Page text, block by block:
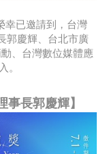
幸已邀請到，台灣
郭慶輝、台北市廣
、台灣數位媒體應
。
事長郭慶輝】